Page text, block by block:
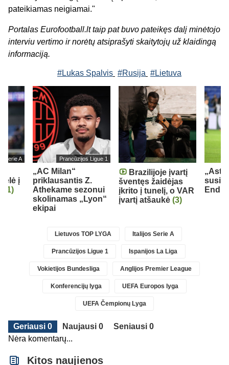
pateikiamas neigiamai."
Portalas Eurofootball.lt taip pat buvo pateikęs dalį minėtojo
interviu vertimo ir norėtų atsiprašyti skaitytojų už klaidingą
informaciją.
#Lukas Spalvis #Rusija #Lietuva
Serie A
į
(1)
Prancūzijos Ligue 1
„AC Milan“
priklausantis Z.
Athekame sezonui
skolinamas „Lyon“
ekipai
Brazilijoje įvartį
šventęs žaidėjas
įkrito į tunelį, o VAR
įvartį atšaukė (3)
Lietuvos TOP LYGA Italijos Serie A
Prancūzijos Ligue 1 Ispanijos La Liga
Vokietijos Bundesliga Anglijos Premier League
Konferencijų lyga UEFA Europos lyga
UEFA Čempionų Lyga
Geriausi 0 Naujausi 0
Seniausi 0
Nėra komentarų...
Kitos naujienos